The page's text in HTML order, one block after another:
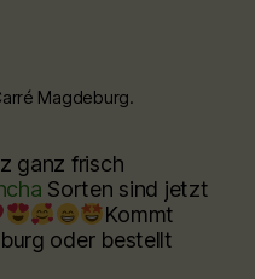
Magdeburg.
ganz frisch
Sorten sind jetzt
Kommt
oder bestellt